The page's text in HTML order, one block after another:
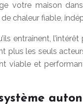
votre maison
chaleur fiable,
entraînent,
les seuls
viable et